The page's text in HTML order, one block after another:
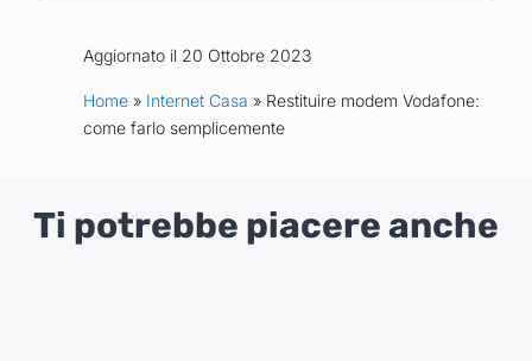
Aggiornato il 20 Ottobre 2023
Home» Internet Casa » Restituire modem Vodafone:
come farlo semplicemente
Ti potrebbe piacere anche